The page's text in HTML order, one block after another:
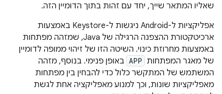
שאליו המתאר שייך, יחד עם זהות בתוך הדומיין הזה.
אפליקציות ל-Android ניגשות ל-Keystore באמצעות
ארכיטקטורת ההצפנה הרגילה של Java, שמזהה מפתחות
באמצעות מחרוזת כינוי. השיטה הזו של זיהוי ממופה לדומיין
של מאגר המפתחות APP באופן פנימי. בנוסף, מזהה
המשתמש של המתקשר כלול כדי להבחין בין מפתחות
מאפליקציות שונות, וכך למנוע מאפליקציה אחת לגשת